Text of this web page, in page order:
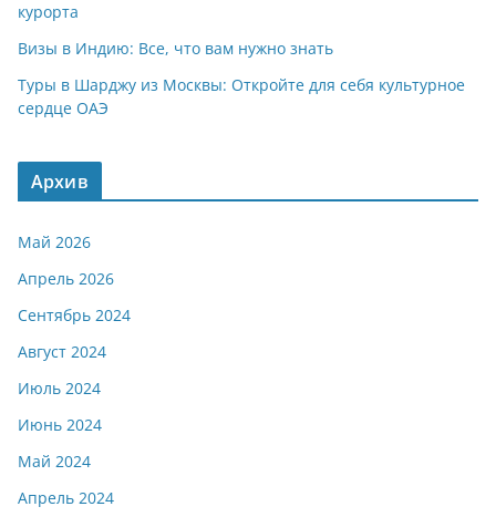
курорта
Визы в Индию: Все, что вам нужно знать
Туры в Шарджу из Москвы: Откройте для себя культурное
сердце ОАЭ
Архив
Май 2026
Апрель 2026
Сентябрь 2024
Август 2024
Июль 2024
Июнь 2024
Май 2024
Апрель 2024